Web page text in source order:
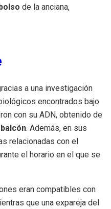
de la anciana,
a una investigación
encontrados bajo
con su ADN, obtenido de
. Además, en sus
relacionadas con el
el horario en el que se
eran compatibles con
que una expareja del